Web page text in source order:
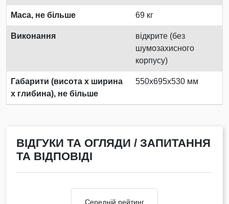
Маса, не більше 69 кг
Виконання
відкрите (без
шумозахисного
корпусу)
Габарити (висота х ширина
х глибина), не більше
550х695х530 мм
ВІДГУКИ ТА ОГЛЯДИ / ЗАПИТАННЯ
ТА ВІДПОВІДІ
Середній рейтинг